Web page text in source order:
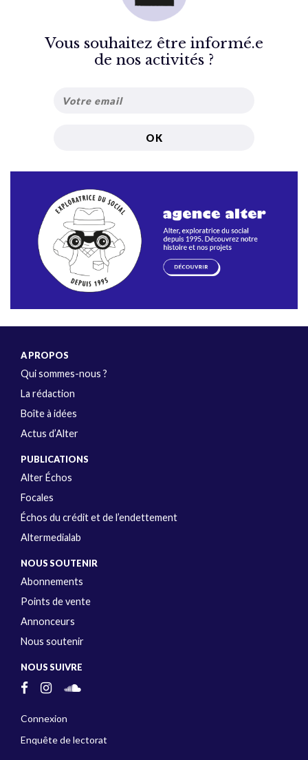
Vous souhaitez être informé.e
de nos activités ?
A PROPOS
Qui sommes-nous ?
La rédaction
Boîte à idées
Actus d’Alter
PUBLICATIONS
Alter Échos
Focales
Échos du crédit et de l’endettement
Altermedialab
NOUS SOUTENIR
Abonnements
Points de vente
Annonceurs
Nous soutenir
NOUS SUIVRE
Connexion
Enquête de lectorat